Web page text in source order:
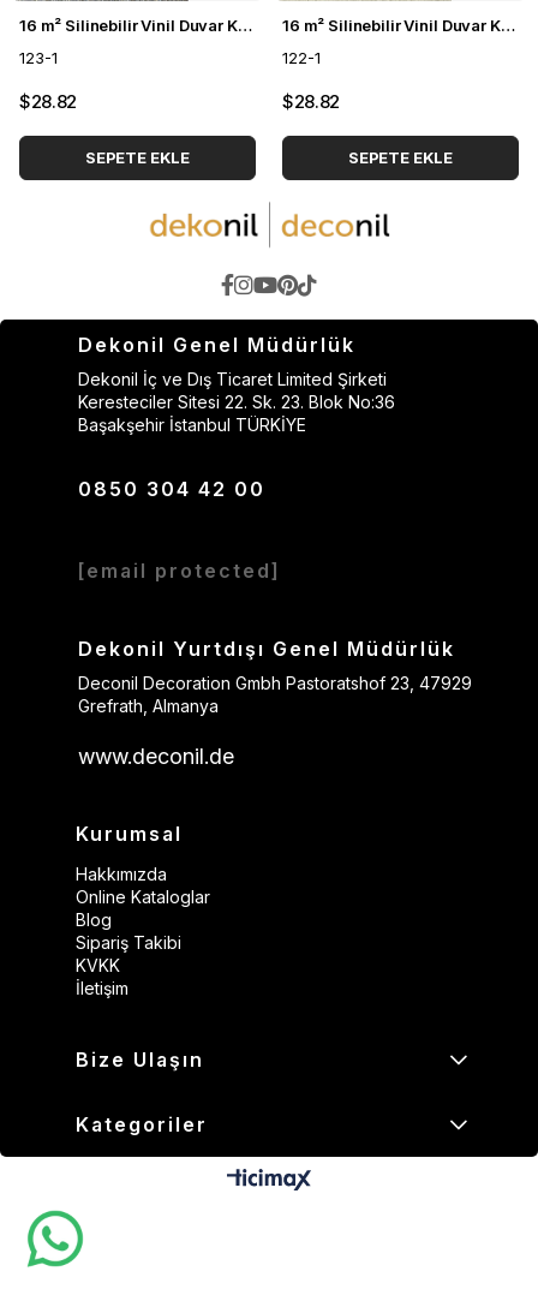
16 m² Silinebilir Vinil Duvar Kağıdı DH-123
123-1
$28.82
SEPETE EKLE
16 m² Silinebilir Vinil Duvar Kağıdı DH-122
122-1
$28.82
SEPETE EKLE
Dekonil Genel Müdürlük
Dekonil İç ve Dış Ticaret Limited Şirketi
Keresteciler Sitesi 22. Sk. 23. Blok No:36
Başakşehir İstanbul TÜRKİYE
0850 304 42 00
[email protected]
Dekonil Yurtdışı Genel Müdürlük
Deconil Decoration Gmbh Pastoratshof 23, 47929
Grefrath, Almanya
www.deconil.de
Kurumsal
Hakkımızda
Online Kataloglar
Blog
Sipariş Takibi
KVKK
İletişim
Bize Ulaşın
Kategoriler